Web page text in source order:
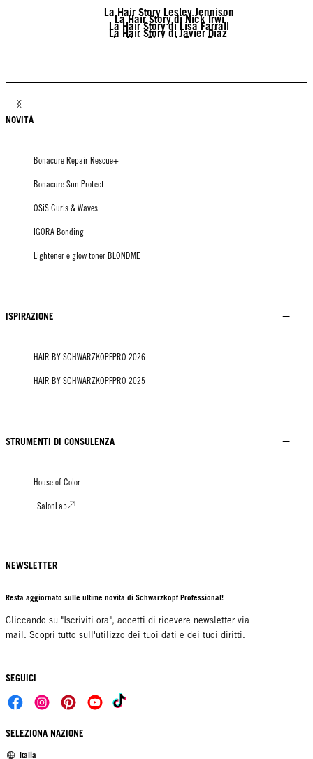
La Hair Story Lesley Jennison
La Hair Story di Nick Irwi
La Hair Story di Lisa Farrall
La Hair Story di Javier Diaz
La Hair Story di Tony Tsai
NOVITÀ
Bonacure Repair Rescue+
Bonacure Sun Protect
OSiS Curls & Waves
IGORA Bonding
Lightener e glow toner BLONDME
ISPIRAZIONE
HAIR BY SCHWARZKOPFPRO 2026
HAIR BY SCHWARZKOPFPRO 2025
STRUMENTI DI CONSULENZA
House of Color
SalonLab
NEWSLETTER
Resta aggiornato sulle ultime novità di Schwarzkopf Professional!
Cliccando su "Iscriviti ora", accetti di ricevere newsletter via
mail. Scopri tutto sull'utilizzo dei tuoi dati e dei tuoi diritti.
SEGUICI
SELEZIONA NAZIONE
Italia